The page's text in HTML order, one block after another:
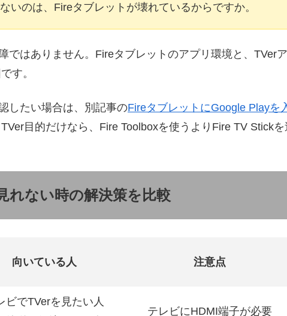
いのは、Fireタブレットが壊れているからですか。
ではありません。Fireタブレットのアプリ環境と、TVerア
す。
したい場合は、別記事のFireタブレットにGoogle Playを
目的だけなら、Fire Toolboxを使うよりFire TV Stickを
れない時の解決策を比較
向いている人 注意点
ビでTVerを見たい人
テレビにHDMI端子が必要